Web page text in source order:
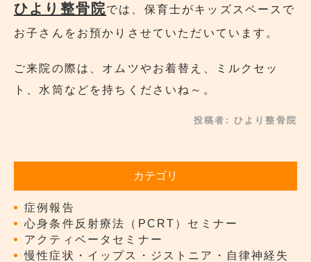
ひより整骨院では、保育士がキッズスペースで
お子さんをお預かりさせていただいています。
ご来院の際は、オムツやお着替え、ミルクセッ
ト、水筒などを持ちくださいね～。
投稿者: ひより整骨院
カテゴリ
症例報告
心身条件反射療法（PCRT）セミナー
アクティベータセミナー
慢性症状・イップス・ジストニア・自律神経失